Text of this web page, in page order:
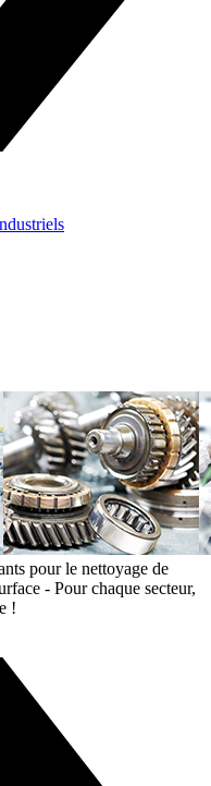
pour le nettoyage de
- Pour chaque secteur,
!